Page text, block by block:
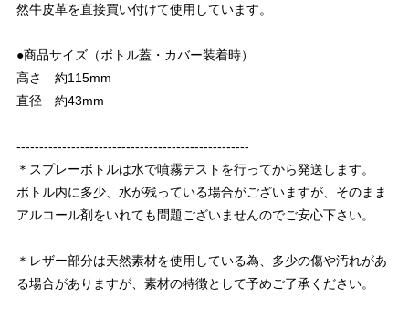
然牛皮革を直接買い付けて使用しています。
●商品サイズ（ボトル蓋・カバー装着時）
高さ 約115mm
直径 約43mm
---------------------------------------------------
＊スプレーボトルは水で噴霧テストを行ってから発送します。
ボトル内に多少、水が残っている場合がございますが、そのまま
アルコール剤をいれても問題ございませんのでご安心下さい。
＊レザー部分は天然素材を使用している為、多少の傷や汚れがあ
る場合がありますが、素材の特徴として予めご了承ください。